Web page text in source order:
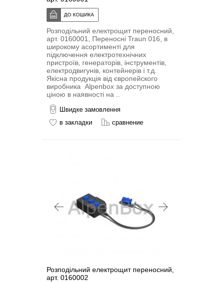
Розподільний електрощит переносний,
арт. 0160001, Переносні Traun 016, в
широкому асортименті для
підключення електротехнічних
пристроїв, генераторів, інструментів,
електродвигунів, контейнерів і т.д.
Якісна продукція від європейского
виробника Alpenbox за доступною
ціною в наявності на ..
Швидке замовлення
в закладки
сравнение
Розподільний електрощит переносний,
арт. 0160002